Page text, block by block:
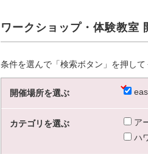
ワークショップ・体験教室
条件を選んで「検索ボタン」を押し
開催場所を選ぶ
カテゴリを選ぶ ア
ハ